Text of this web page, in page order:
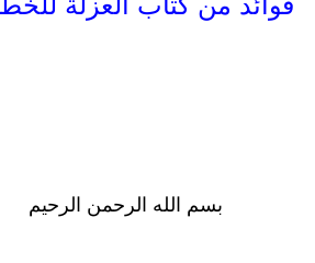
بسم الله الرحمن الرحيم